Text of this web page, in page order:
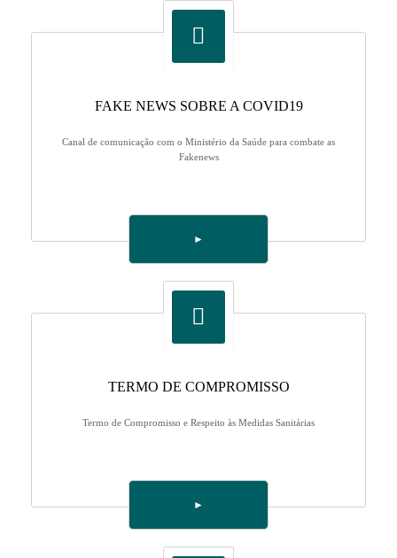
FAKE NEWS SOBRE A COVID19
Canal de comunicação com o Ministério da Saúde para combate as
Fakenews
►
TERMO DE COMPROMISSO
Termo de Compromisso e Respeito às Medidas Sanitárias
►